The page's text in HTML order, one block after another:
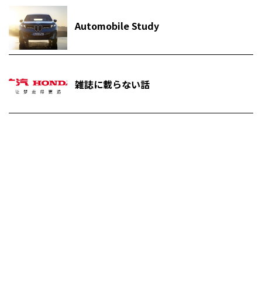
Automobile Study
雑誌に載らない話